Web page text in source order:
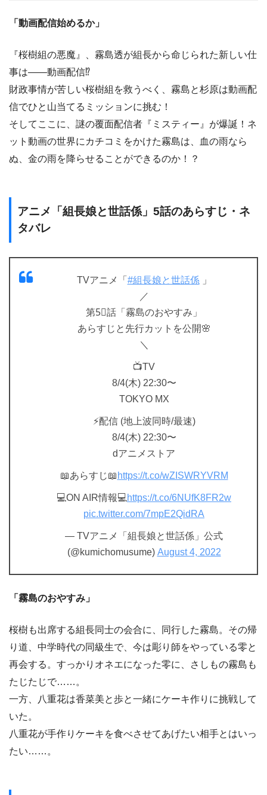
「動画配信始めるか」
『桜樹組の悪魔』、霧島透が組長から命じられた新しい仕
事は――動画配信⁉
財政事情が苦しい桜樹組を救うべく、霧島と杉原は動画配
信でひと山当てるミッションに挑む！
そしてここに、謎の覆面配信者『ミスティー』が爆誕！ネ
ット動画の世界にカチコミをかけた霧島は、血の雨なら
ぬ、金の雨を降らせることができるのか！？
アニメ「組長娘と世話係」5話のあらすじ・ネ
タバレ
TVアニメ「 #組長娘と世話係」
／
第5⃣話「霧島のおやすみ」
あらすじと先行カットを公開🌸
＼
📺TV
8/4(木) 22:30〜
TOKYO MX
⚡配信 (地上波同時/最速)
8/4(木) 22:30〜
dアニメストア
📖あらすじ📖 https://t.co/wZISWRYVRM
💻ON AIR情報💻 https://t.co/6NUfK8FR2w
pic.twitter.com/7mpE2QidRA
— TVアニメ「組長娘と世話係」公式
(@kumichomusume) August 4, 2022
「霧島のおやすみ」
桜樹も出席する組長同士の会合に、同行した霧島。その帰
り道、中学時代の同級生で、今は彫り師をやっている零と
再会する。すっかりオネエになった零に、さしもの霧島も
たじたじで……。
一方、八重花は香菜美と歩と一緒にケーキ作りに挑戦して
いた。
八重花が手作りケーキを食べさせてあげたい相手とはいっ
たい……。